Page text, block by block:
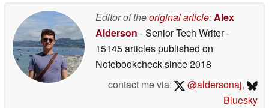
Editor of theoriginal article:Alex
Alderson - Senior Tech Writer-
15145 articles published on
Notebookchecksince 2018
contact me via:
@aldersonaj,
Bluesky